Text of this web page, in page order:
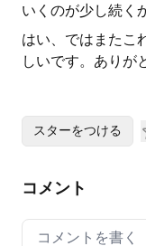
いくのが少し続く
はい、ではまたこ
しいです。ありが
スターをつける
コメント
Your comment